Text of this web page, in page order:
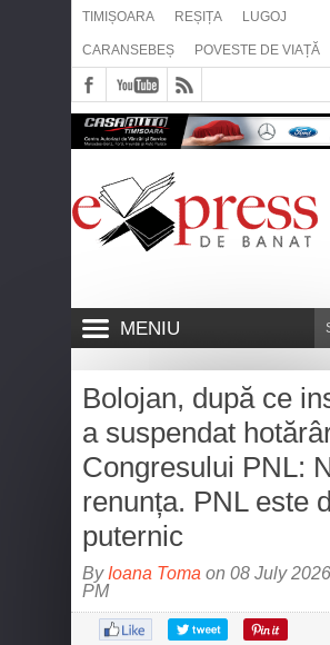
TIMIȘOARA REȘIȚA LUGOJ
CARANSEBEȘ POVESTE DE VIAȚĂ
MENIU
Bolojan, după ce
a suspendat
Congresului PNL:
renunța. PNL este
puternic
By Ioana Toma on 08 July
PM